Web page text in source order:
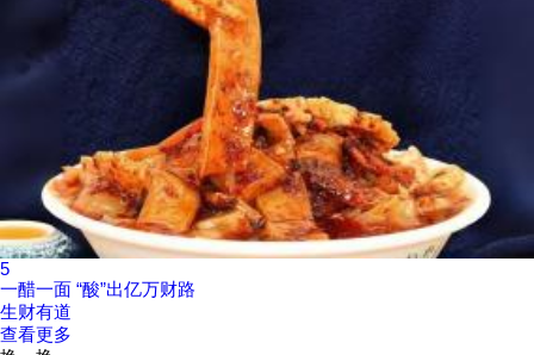
5
一醋一面 “酸”出亿万财路
生财有道
查看更多